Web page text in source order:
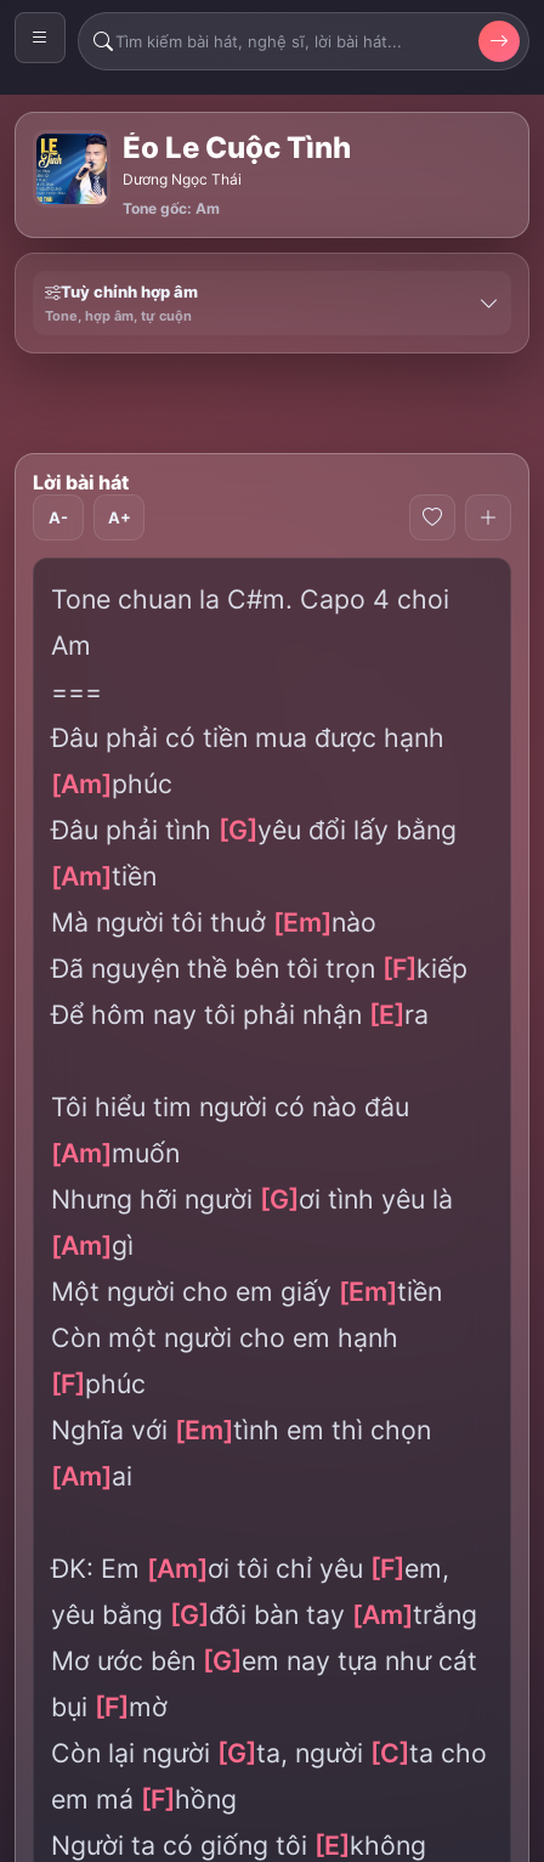
Éo Le Cuộc Tình
Dương Ngọc Thái
Tone gốc: Am
Tuỳ chỉnh hợp âm
Tone, hợp âm, tự cuộn
Lời bài hát
A- A+
Tone chuan la C#m. Capo 4 choi
Am
===
Đâu phải có tiền mua được hạnh
[Am]phúc
Đâu phải tình [G]yêu đổi lấy bằng
[Am]tiền
Mà người tôi thuở [Em]nào
Đã nguyện thề bên tôi trọn [F]kiếp
Để hôm nay tôi phải nhận [E]ra
Tôi hiểu tim người có nào đâu
[Am]muốn
Nhưng hỡi người [G]ơi tình yêu là
[Am]gì
Một người cho em giấy [Em]tiền
Còn một người cho em hạnh
[F]phúc
Nghĩa với [Em]tình em thì chọn
[Am]ai
ĐK: Em [Am]ơi tôi chỉ yêu [F]em,
yêu bằng [G]đôi bàn tay [Am]trắng
Mơ ước bên [G]em nay tựa như cát
bụi [F]mờ
Còn lại người [G]ta, người [C]ta cho
em má [F]hồng
Người ta có giống tôi [E]không